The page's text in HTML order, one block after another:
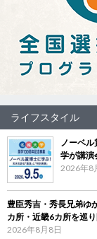
ライフスタイル
ノーベ
学が講演
2026年8
豊臣秀吉・秀長兄弟
カ所・近畿6カ所を巡
2026年8月8日